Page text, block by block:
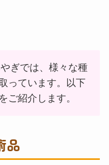
ぎでは、様々な種
っています。以下
ご紹介します。
品